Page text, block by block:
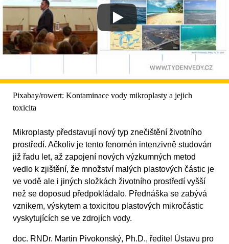
Pixabay/rowert: Kontaminace vody mikroplasty a jejich
toxicita
Mikroplasty představují nový typ znečištění životního
prostředí. Ačkoliv je tento fenomén intenzivně studován
již řadu let, až zapojení nových výzkumných metod
vedlo k zjištění, že množství malých plastových částic je
ve vodě ale i jiných složkách životního prostředí vyšší
než se doposud předpokládalo. Přednáška se zabývá
vznikem, výskytem a toxicitou plastových mikročástic
vyskytujících se ve zdrojích vody.
doc. RNDr. Martin Pivokonský, Ph.D., ředitel Ústavu pro